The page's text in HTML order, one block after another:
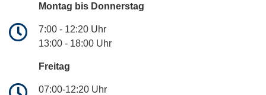
Montag bis Donnerstag
7:00 - 12:20 Uhr
13:00 - 18:00 Uhr
Freitag
07:00-12:20 Uhr